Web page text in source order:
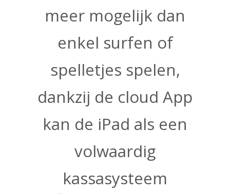
meer mogelijk dan
enkel surfen of
spelletjes spelen,
dankzij de cloud App
kan de iPad als een
volwaardig
kassasysteem